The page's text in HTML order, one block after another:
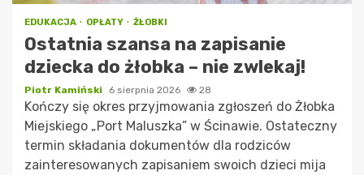
EDUKACJA OPŁATY ŻŁOBKI
Ostatnia szansa na zapisanie
dziecka do żłobka – nie zwlekaj!
Piotr Kamiński 6 sierpnia 2026 28
Kończy się okres przyjmowania zgłoszeń do Żłobka
Miejskiego „Port Maluszka” w Ścinawie. Ostateczny
termin składania dokumentów dla rodziców
zainteresowanych zapisaniem swoich dzieci mija